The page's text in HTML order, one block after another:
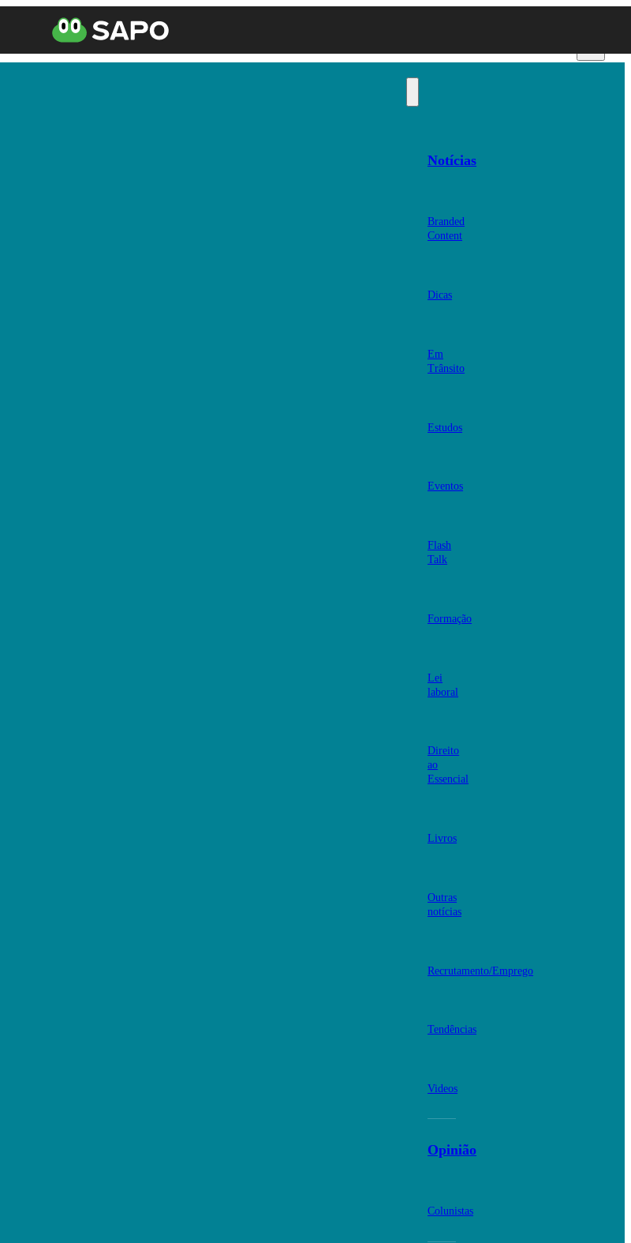
Notícias
Branded
Content
Dicas
Em
Trânsito
Estudos
Eventos
Flash
Talk
Formação
Lei
laboral
Direito
ao
Essencial
Livros
Outras
notícias
Recrutamento/Emprego
Tendências
Videos
Opinião
Colunistas